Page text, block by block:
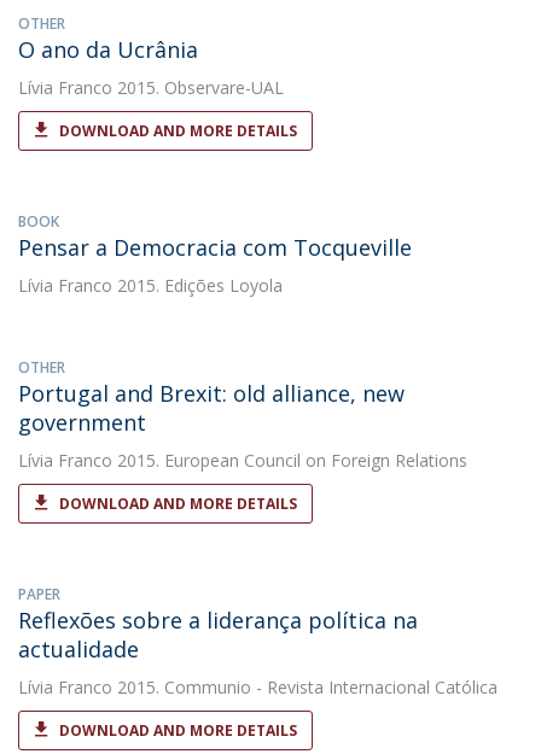
OTHER
O ano da Ucrânia
Lívia Franco 2015. Observare-UAL
DOWNLOAD AND MORE DETAILS
BOOK
Pensar a Democracia com Tocqueville
Lívia Franco 2015. Edições Loyola
OTHER
Portugal and Brexit: old alliance, new
government
Lívia Franco 2015. European Council on Foreign Relations
DOWNLOAD AND MORE DETAILS
PAPER
Reflexões sobre a liderança política na
actualidade
Lívia Franco 2015. Communio - Revista Internacional Católica
DOWNLOAD AND MORE DETAILS